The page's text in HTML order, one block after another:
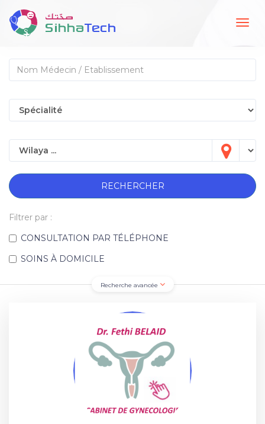
RECHERCHER
Filtrer par :
CONSULTATION PAR TÉLÉPHONE
SOINS À DOMICILE
Recherche avancée